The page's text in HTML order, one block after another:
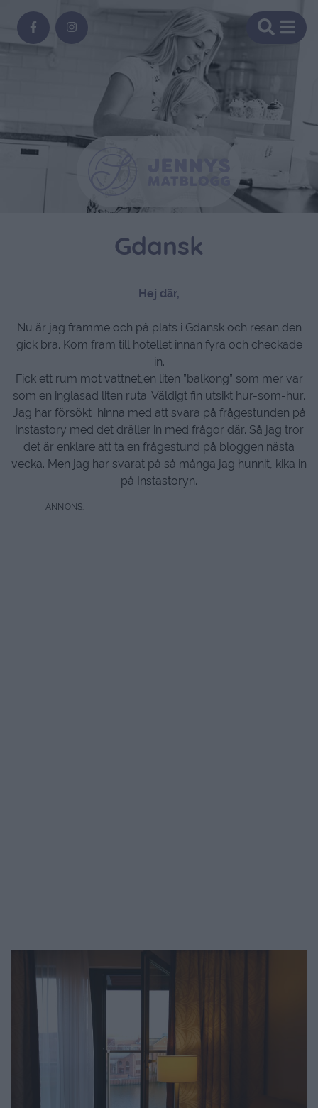
Gdansk
Hej där,
Nu är jag framme och på plats i Gdansk och resan den
gick bra. Kom fram till hotellet innan fyra och checkade
in.
Fick ett rum mot vattnet,en liten ”balkong” som mer var
som en inglasad liten ruta. Väldigt fin utsikt hur-som-hur.
Jag har försökt hinna med att svara på frågestunden på
Instastory med det dräller in med frågor där. Så jag tror
det är enklare att ta en frågestund på bloggen nästa
vecka. Men jag har svarat på så många jag hunnit, kika in
på Instastoryn.